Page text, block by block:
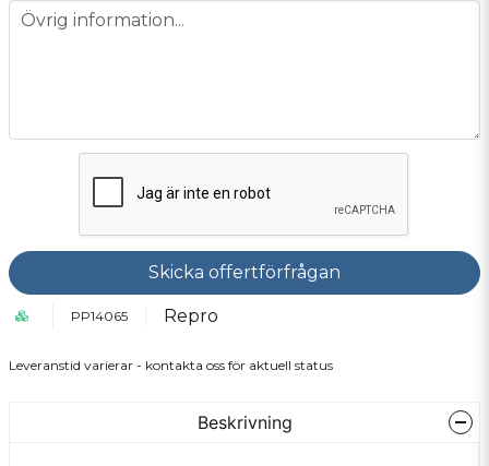
message
Övrig information...
Skicka offertförfrågan
PP14065 Repro
Leveranstid varierar - kontakta oss för aktuell status
Beskrivning